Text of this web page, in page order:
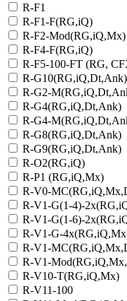
R-F1
R-F1-F(RG,iQ)
R-F2-Mod(RG,iQ,Mx)
R-F4-F(RG,iQ)
R-F5-100-FT (RG,
R-G10(RG,iQ,Dt,Ank)
R-G2-
R-G4(RG,iQ,Dt,Ank)
R-G4-
R-G8(RG,iQ,Dt,Ank)
R-G9(RG,iQ,Dt,Ank)
R-O2(RG,iQ)
R-P1 (RG,iQ,Mx)
R-V0-
R-V1-G(1-4)-
R-V1-G(1-6)-
R-V1-G-
R-V1-
R-V1-
R-V10-T(RG,iQ,Mx)
R-V11-100